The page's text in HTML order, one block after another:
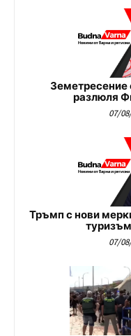
Земетресение
разлюля
07/
Тръмп с нови
07/